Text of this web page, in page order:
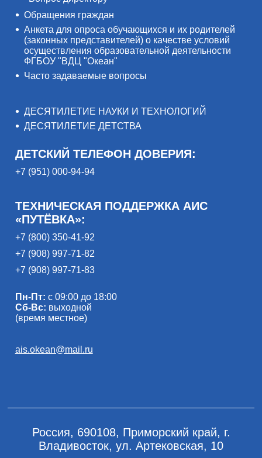
Обращения граждан
Анкета для опроса обучающихся и их родителей
(законных представителей) о качестве условий
осуществления образовательной деятельности
ФГБОУ "ВДЦ "Океан"
Часто задаваемые вопросы
ДЕСЯТИЛЕТИЕ НАУКИ И ТЕХНОЛОГИЙ
ДЕСЯТИЛЕТИЕ ДЕТСТВА
ДЕТСКИЙ ТЕЛЕФОН ДОВЕРИЯ:
+7 (951) 000-94-94
ТЕХНИЧЕСКАЯ ПОДДЕРЖКА АИС
«ПУТЁВКА»:
+7 (800) 350-41-92
+7 (908) 997-71-82
+7 (908) 997-71-83
Пн-Пт: с 09:00 до 18:00
Сб-Вс: выходной
(время местное)
ais.okean@mail.ru
Россия, 690108, Приморский край, г.
Владивосток, ул. Артековская, 10